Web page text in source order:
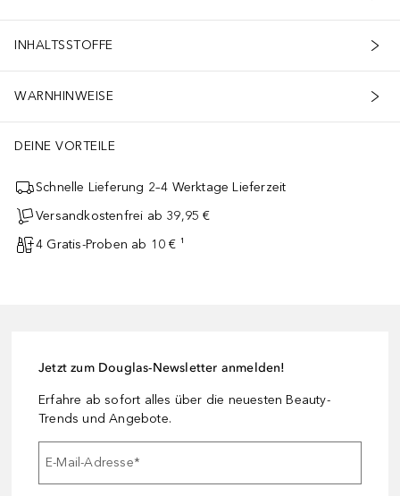
INHALTSSTOFFE
WARNHINWEISE
DEINE VORTEILE
Schnelle Lieferung 2–4 Werktage Lieferzeit
Versandkostenfrei ab 39,95 €
4 Gratis-Proben ab 10 € ¹
Jetzt zum Douglas-Newsletter anmelden!
Erfahre ab sofort alles über die neuesten Beauty-
Trends und Angebote.
E-Mail-Adresse*